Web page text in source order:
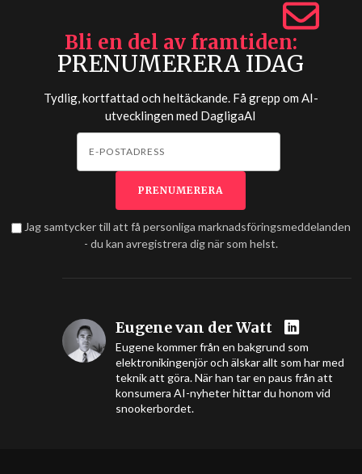
Bli en del av framtiden
PRENUMERERA IDAG
Tydlig, kortfattad och heltäckande. Få grepp om AI-
utvecklingen med DagligaAI
Jag samtycker till att få personliga marknadsföringsmeddelanden
- du kan avregistrera dig när som helst.
Eugene van der Watt
Eugene kommer från en bakgrund som
elektronikingenjör och älskar allt som har med
teknik att göra. När han tar en paus från att
konsumera AI-nyheter hittar du honom vid
snookerbordet.